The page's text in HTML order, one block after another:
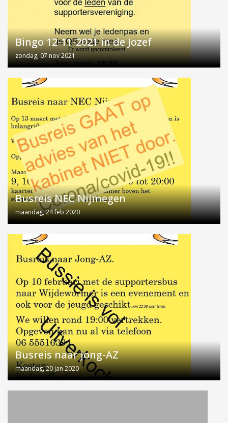
Bingo 12-11-2021 in de Jozef
zondag, 07 nov 2021
Busreis NEC Nijmegen
maandag, 24 feb 2020
Busreis naar Jong-AZ
maandag, 20 jan 2020